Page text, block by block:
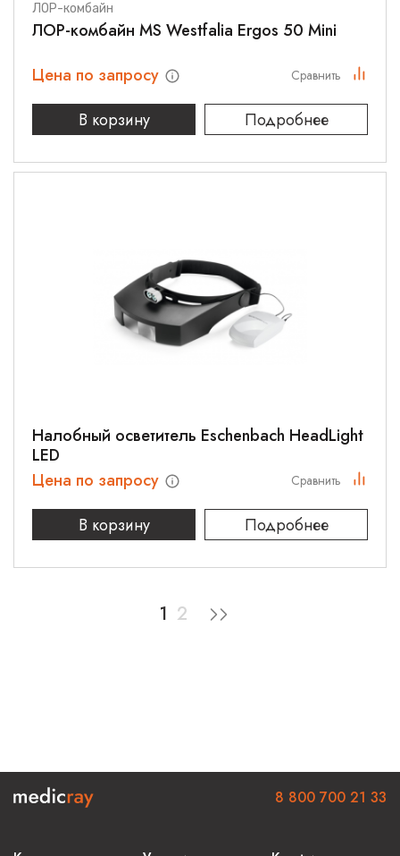
ЛОР-комбайн
ЛОР-комбайн MS Westfalia Ergos 50 Mini
Цена по запросу
В корзину
Подробнее
Сравнить
Налобный осветитель Eschenbach HeadLight
LED
Цена по запросу
В корзину
Подробнее
Сравнить
1 2
8 800 700 21 33